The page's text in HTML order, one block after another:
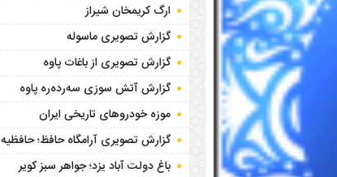
ارگ کریمخان شیراز
گزارش تصویری ماسوله
گزارش تصویری از باغات پاوه
گزارش آتش سوزی سەردەرە پاوه
موزه خودروهای تاریخی ایران
گزارش تصویری آرامگاه حافظ؛ حافظیه‎
باغ دولت آباد یزد؛ جواهر سبز کویر